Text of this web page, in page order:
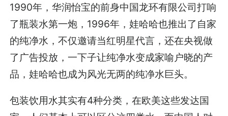
1990年，华润怡宝的前身中国龙环有限公司打响
了瓶装水第一炮，1996年，娃哈哈也推出了自家
的纯净水，不仅邀请当红明星代言，还在央视做
了广告投放，一下子让纯净水变成家喻户晓的产
品，娃哈哈也成为风光无两的纯净水巨头。
包装饮用水其实有4种分类，在欧美这些发达国